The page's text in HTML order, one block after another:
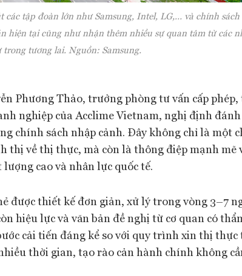
các tập đoàn lớn như Samsung, Intel, LG,… và chính sách
hiện tại cũng như nhận thêm nhiều sự quan tâm từ các
trong tương lai. Nguồn: Samsung.
Phương Thảo, trưởng phòng tư vấn cấp
nghiệp của Acclime Vietnam, nghị định
chính sách nhập cảnh. Đây không chỉ là một
thị về thị thực, mà còn là thông điệp mạnh mẽ
cao và nhân lực quốc tế.
được thiết kế đơn giản, xử lý trong vòng 3–7
hiệu lực và văn bản đề nghị từ cơ quan có
cải tiến đáng kể so với quy trình xin thị
thời gian, tạo rào cản hành chính không